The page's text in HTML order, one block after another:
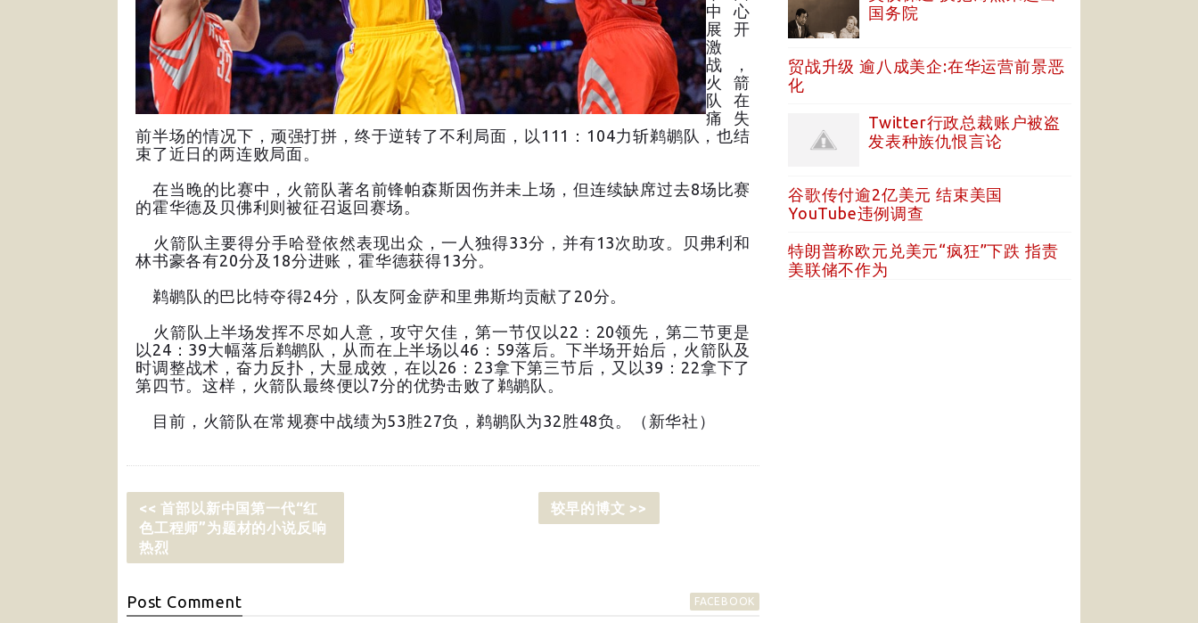
中心
展开
激
战，
火箭
队在
痛失
前半场的情况下，顽强打拼，终于逆转了不利局面，以111：104力斩鹈鹕队，也结
束了近日的两连败局面。
在当晚的比赛中，火箭队著名前锋帕森斯因伤并未上场，但连续缺席过去8场比赛
的霍华德及贝佛利则被征召返回赛场。
火箭队主要得分手哈登依然表现出众，一人独得33分，并有13次助攻。贝弗利和
林书豪各有20分及18分进账，霍华德获得13分。
鹈鹕队的巴比特夺得24分，队友阿金萨和里弗斯均贡献了20分。
火箭队上半场发挥不尽如人意，攻守欠佳，第一节仅以22：20领先，第二节更是
以24：39大幅落后鹈鹕队，从而在上半场以46：59落后。下半场开始后，火箭队及
时调整战术，奋力反扑，大显成效，在以26：23拿下第三节后，又以39：22拿下了
第四节。这样，火箭队最终便以7分的优势击败了鹈鹕队。
目前，火箭队在常规赛中战绩为53胜27负，鹈鹕队为32胜48负。（新华社）
<< 首部以新中国第一代“红
色工程师”为题材的小说反响
热烈
较早的博文 >>
Post Comment FACEBOOK
国务院
贸战升级 逾八成美企:在华运营前景恶
化
Twitter行政总裁账户被盗
发表种族仇恨言论
谷歌传付逾2亿美元 结束美国
YouTube违例调查
特朗普称欧元兑美元“疯狂”下跌 指责
美联储不作为